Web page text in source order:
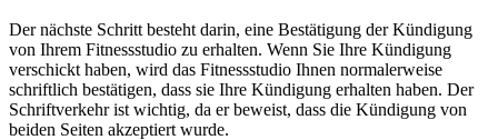
Der nächste Schritt besteht darin, eine Bestätigung der Kündigung
von Ihrem Fitnessstudio zu erhalten. Wenn Sie Ihre Kündigung
verschickt haben, wird das Fitnessstudio Ihnen normalerweise
schriftlich bestätigen, dass sie Ihre Kündigung erhalten haben. Der
Schriftverkehr ist wichtig, da er beweist, dass die Kündigung von
beiden Seiten akzeptiert wurde.